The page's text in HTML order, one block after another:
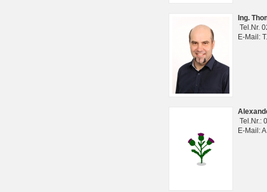
Ing.
Tel.Nr.
E-Mail:
Tel.Nr.:
E-Mail: